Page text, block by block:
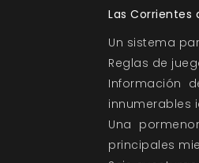
Las Corrientes
Un sistema
Reglas de
Información
innumerables
Una
principales